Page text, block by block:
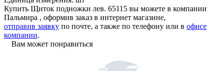
Купить Щиток подножки лев. 65115 вы можете в компании
Пальмира , оформив заказ в интернет магазине,
отправив заявку по почте, а также по телефону или в офисе
компании.
Вам может понравиться